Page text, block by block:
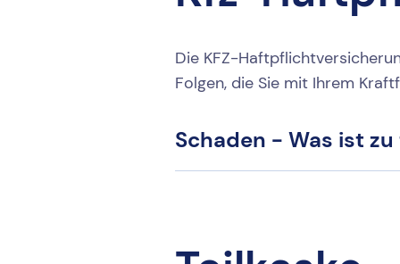
Die KFZ-
Folgen, die Sie mit Ihrem
Schaden - Was ist